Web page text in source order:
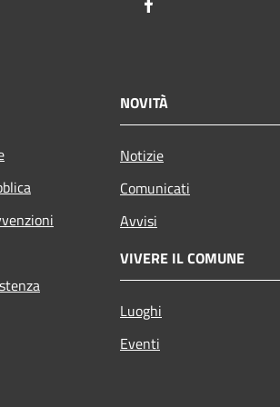
NOVITÀ
Notizie
Comunicati
Avvisi
VIVERE IL COMUNE
Luoghi
Eventi